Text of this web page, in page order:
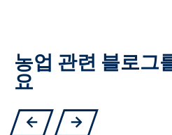
농업 관련 블로그
요